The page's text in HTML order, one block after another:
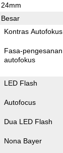
24mm
Besar
Kontras Autofokus
Fasa-pengesanan
autofokus
LED Flash
Autofocus
Dua LED Flash
Nona Bayer